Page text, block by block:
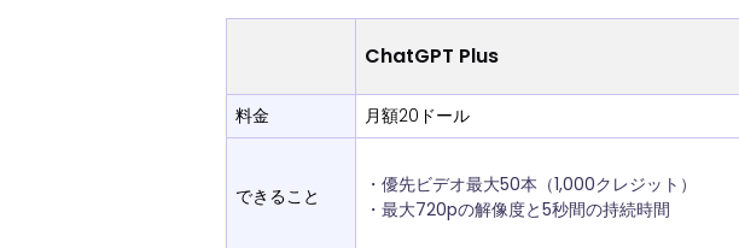
ChatGPT Plus
料金 月額20ドール
できること
・優先ビデオ最大50本（1,000クレジット）
・最大720pの解像度と5秒間の持続時間